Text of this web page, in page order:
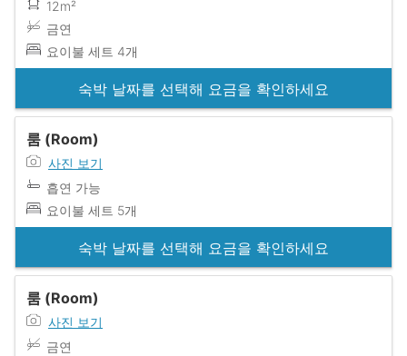
12m²
금연
요이불 세트 4개
숙박 날짜를 선택해 요금을 확인하세요
룸 (Room)
사진 보기
흡연 가능
요이불 세트 5개
숙박 날짜를 선택해 요금을 확인하세요
룸 (Room)
사진 보기
금연